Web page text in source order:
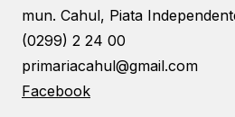
mun. Cahul, Piata
(0299) 2 24 00
primariacahul@gmail.com
Facebook